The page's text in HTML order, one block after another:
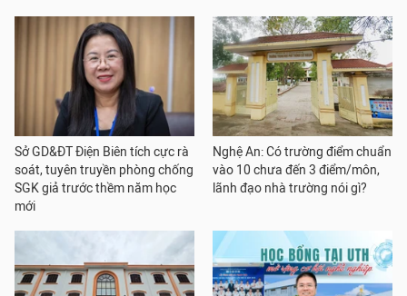
Sở GD&ĐT Điện Biên tích cực rà
soát, tuyên truyền phòng chống
SGK giả trước thềm năm học
mới
Nghệ An: Có trường điểm chuẩn
vào 10 chưa đến 3 điểm/môn,
lãnh đạo nhà trường nói gì?